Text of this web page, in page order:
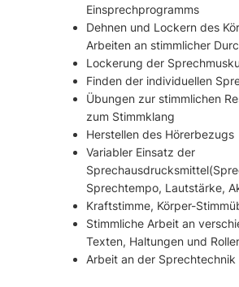
Einsprechprogramms
Dehnen und Lockern des
Arbeiten an stimmlicher
Lockerung der
Finden der individuellen
Übungen zur stimmlichen
zum Stimmklang
Herstellen des Hörerbezugs
Variabler Einsatz der
Sprechtempo, Lautstärke,
Kraftstimme, Körper-
Stimmliche Arbeit an
Texten, Haltungen und
Arbeit an der Sprechtechnik